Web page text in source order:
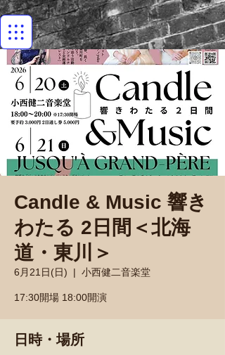
Candle & Music 響き
わたる 2日間＜北海
道・東川＞
6月21日(日)
  |
小西健二音楽堂
17:30開場 18:00開演
日時・場所